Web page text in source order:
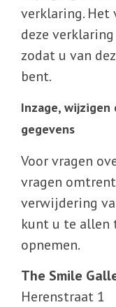
verklaring. Het
deze
zodat u van
bent.
Inzage, wijzigen
gegevens
Voor vragen
vragen
verwijdering
kunt u te allen
opnemen.
The Smile
Herenstraat 1